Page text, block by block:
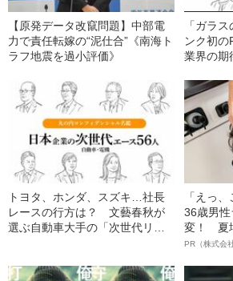
【原発データ改竄問題】中部電
力で責任転嫁の“泥仕合”《南海ト
ラフ地震を過小評価》
「ガラ
ンク初の
業界の期
ト名鑑で
トヨタ、ホンダ、スズキ…社長
レースの行方は？ 文藝春秋が
選ぶ自動車大手の「次世代リー
「えっ
36歳男
変！ 夏
オイ”や“
ト”が生
PR（株式会